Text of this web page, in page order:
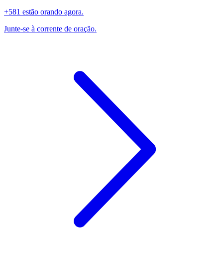
+581 estão orando agora.
Junte-se à corrente de oração.